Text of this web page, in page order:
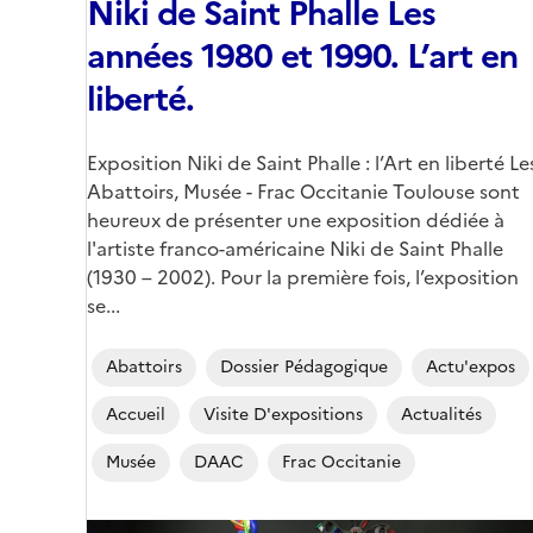
Niki de Saint Phalle Les
années 1980 et 1990. L’art en
liberté.
Corps
Exposition Niki de Saint Phalle : l’Art en liberté
Abattoirs, Musée - Frac Occitanie Toulouse sont
heureux de présenter une exposition dédiée à
l'artiste franco-américaine Niki de Saint Phalle
(1930 – 2002). Pour la première fois, l’exposition
se...
Abattoirs Dossier Pédagogique
Actu'expos
Accueil
Visite D'expositions
Actualités
Musée
DAAC Frac Occitanie